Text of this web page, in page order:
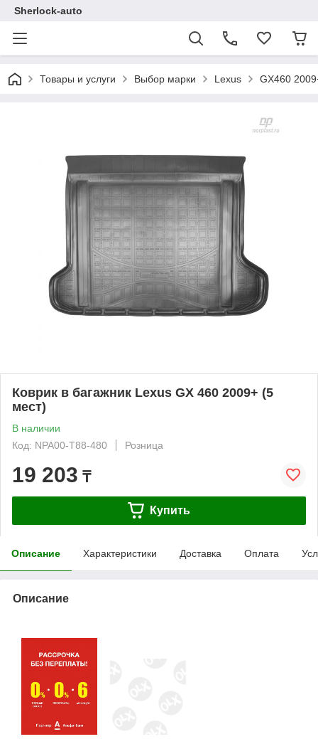
Sherlock-auto
Товары и услуги Выбор марки Lexus GX460
Коврик в багажник Lexus GX 460 2009+ (5
мест)
В наличии
Код: NPA00-T88-480
Розница
19 203 ₸
Купить
Описание Характеристики Доставка Оплата
Описание